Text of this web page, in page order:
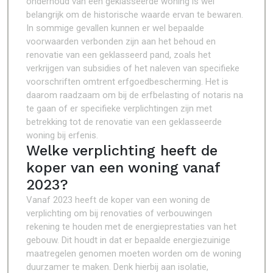
belangrijk om de historische waarde ervan te bewaren.
In sommige gevallen kunnen er wel bepaalde
voorwaarden verbonden zijn aan het behoud en
renovatie van een geklasseerd pand, zoals het
verkrijgen van subsidies of het naleven van specifieke
voorschriften omtrent erfgoedbescherming. Het is
daarom raadzaam om bij de erfbelasting of notaris na
te gaan of er specifieke verplichtingen zijn met
betrekking tot de renovatie van een geklasseerde
woning bij erfenis.
Welke verplichting heeft de
koper van een woning vanaf
2023?
Vanaf 2023 heeft de koper van een woning de
verplichting om bij renovaties of verbouwingen
rekening te houden met de energieprestaties van het
gebouw. Dit houdt in dat er bepaalde energiezuinige
maatregelen genomen moeten worden om de woning
duurzamer te maken. Denk hierbij aan isolatie,